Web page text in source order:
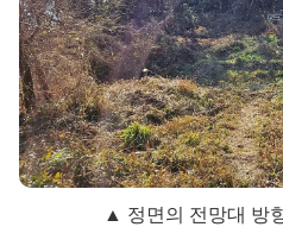
▲ 정면의 전망대 방